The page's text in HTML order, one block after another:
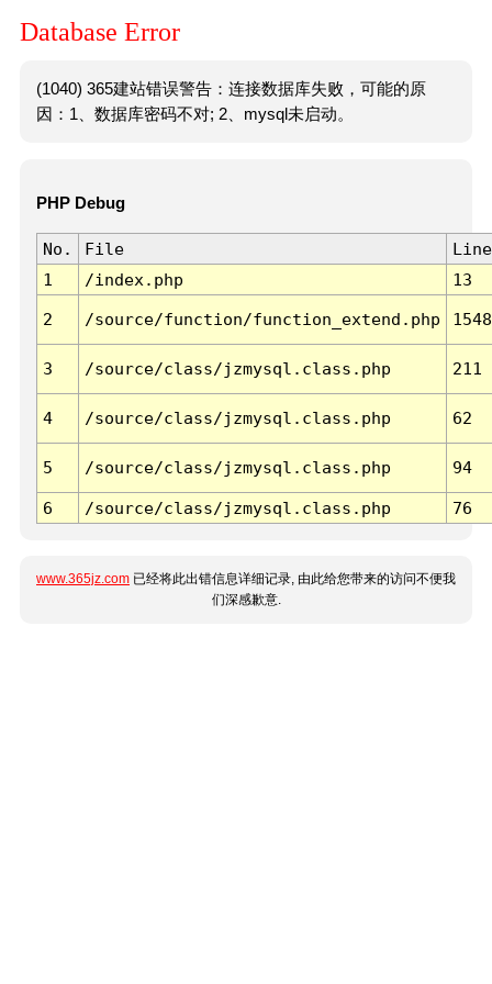
Database Error
(1040) 365建站错误警告：连接数据库失败，可能的原
因：1、数据库密码不对; 2、mysql未启动。
PHP Debug
No. File
Line
1
/index.php 13
2 /source/function/function_extend.php 1548
3 /source/class/jzmysql.class.php 211
4 /source/class/jzmysql.class.php 62
5 /source/class/jzmysql.class.php 94
6 /source/class/jzmysql.class.php 76
www.365jz.com 已经将此出错信息详细记录, 由此给您带来的访问不便我
们深感歉意.